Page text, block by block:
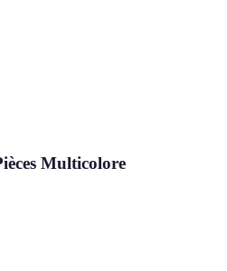
Multicolore